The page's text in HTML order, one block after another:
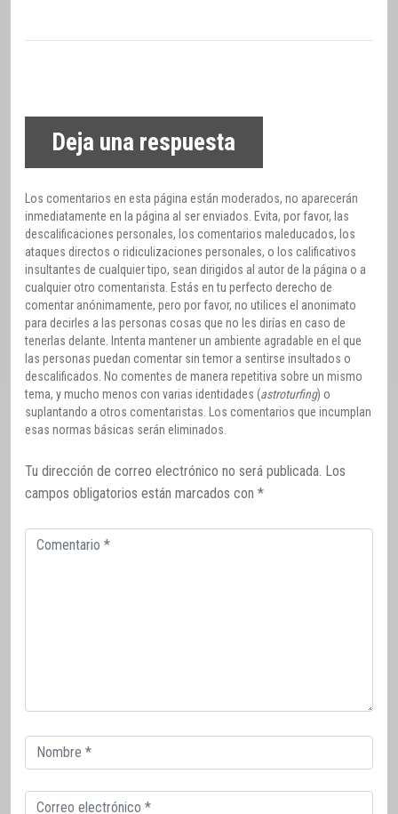
Deja una respuesta
Los comentarios en esta página están moderados, no aparecerán
inmediatamente en la página al ser enviados. Evita, por favor, las
descalificaciones personales, los comentarios maleducados, los
ataques directos o ridiculizaciones personales, o los calificativos
insultantes de cualquier tipo, sean dirigidos al autor de la página o a
cualquier otro comentarista. Estás en tu perfecto derecho de
comentar anónimamente, pero por favor, no utilices el anonimato
para decirles a las personas cosas que no les dirías en caso de
tenerlas delante. Intenta mantener un ambiente agradable en el que
las personas puedan comentar sin temor a sentirse insultados o
descalificados. No comentes de manera repetitiva sobre un mismo
tema, y mucho menos con varias identidades (astroturfing) o
suplantando a otros comentaristas. Los comentarios que incumplan
esas normas básicas serán eliminados.
Tu dirección de correo electrónico no será publicada. Los
campos obligatorios están marcados con *
Comentario
Correo
electrónico
Correo